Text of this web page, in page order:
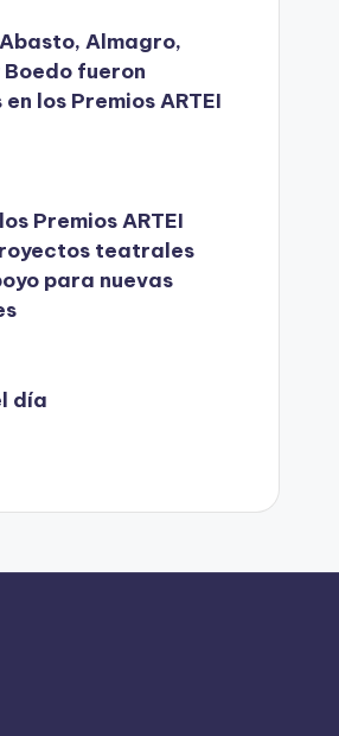
Almagro,
fueron
los Premios ARTEI
Premios ARTEI
teatrales
para nuevas
día